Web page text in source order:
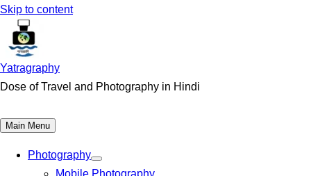
Skip to content
Yatragraphy
Dose of Travel and Photography in Hindi
Main Menu
Photography
Mobile Photography